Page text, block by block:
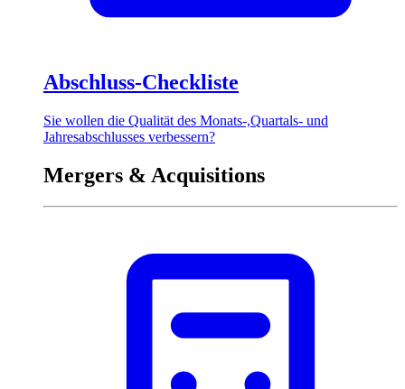
Abschluss-Checkliste
Sie wollen die Qualität des Monats-,Quartals- und
Jahresabschlusses verbessern?
Mergers & Acquisitions